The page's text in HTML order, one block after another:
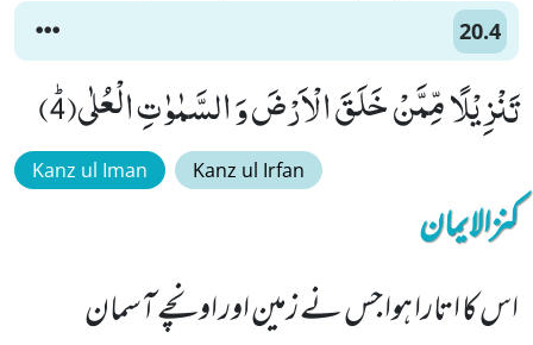
20.4
تَنْزِیْلًا مِّمَّنْ خَلَقَ الْاَرْضَ وَ السَّمٰوٰتِ الْعُلٰىﭤ(4)
Kanz ul Iman Kanz ul Irfan
کنزالایمان
اس کا اتارا ہوا جس نے زمین اور اونچے آسمان